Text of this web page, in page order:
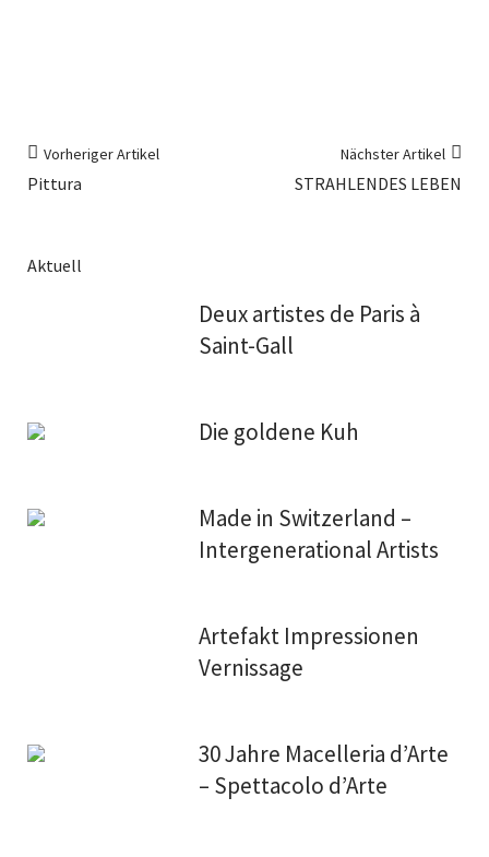
Vorheriger Artikel
Pittura
Nächster Artikel
STRAHLENDES LEBEN
Aktuell
Deux artistes de Paris à
Saint-Gall
Die goldene Kuh
Made in Switzerland –
Intergenerational Artists
Artefakt Impressionen
Vernissage
30 Jahre Macelleria d’Arte
– Spettacolo d’Arte